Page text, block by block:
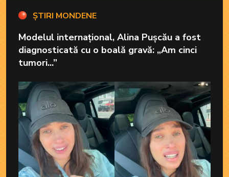
ȘTIRI MONDENE
Modelul internațional, Alina Pușcău a fost
diagnosticată cu o boală gravă: „Am cinci
tumori...”